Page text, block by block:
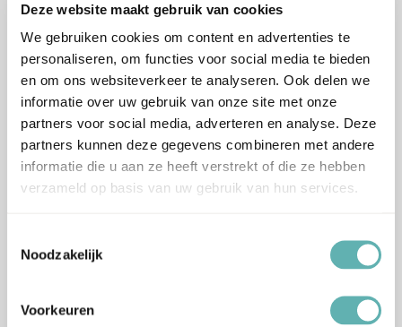
Deze website maakt gebruik van cookies
We gebruiken cookies om content en advertenties te
personaliseren, om functies voor social media te bieden
en om ons websiteverkeer te analyseren. Ook delen we
informatie over uw gebruik van onze site met onze
partners voor social media, adverteren en analyse. Deze
partners kunnen deze gegevens combineren met andere
informatie die u aan ze heeft verstrekt of die ze hebben
verzameld op basis van uw gebruik van hun services.
Noodzakelijk
Voorkeuren
Bestel
Cupcake Decoratieset (12
delig) (Wilton)
€11.69 Inclusief BTW
Bestel
Wegwerp Spuitzakken en
Spuitmondjes #1M (6
stuks) (Wilton)
€5.39 Inclusief BTW